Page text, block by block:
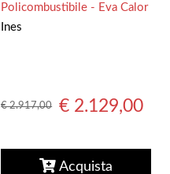
Ines
Policombustibile - Eva Calor
€ 2.917,00 € 2.129,00
Acquista